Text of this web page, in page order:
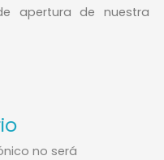
apertura de nuestra
no será